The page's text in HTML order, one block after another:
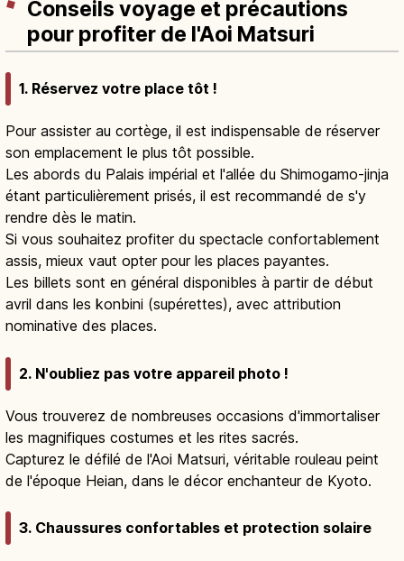
Conseils voyage et précautions
pour profiter de l'Aoi Matsuri
1. Réservez votre place tôt !
Pour assister au cortège, il est indispensable de réserver
son emplacement le plus tôt possible.
Les abords du Palais impérial et l'allée du Shimogamo-jinja
étant particulièrement prisés, il est recommandé de s'y
rendre dès le matin.
Si vous souhaitez profiter du spectacle confortablement
assis, mieux vaut opter pour les places payantes.
Les billets sont en général disponibles à partir de début
avril dans les konbini (supérettes), avec attribution
nominative des places.
2. N'oubliez pas votre appareil photo !
Vous trouverez de nombreuses occasions d'immortaliser
les magnifiques costumes et les rites sacrés.
Capturez le défilé de l'Aoi Matsuri, véritable rouleau peint
de l'époque Heian, dans le décor enchanteur de Kyoto.
3. Chaussures confortables et protection solaire